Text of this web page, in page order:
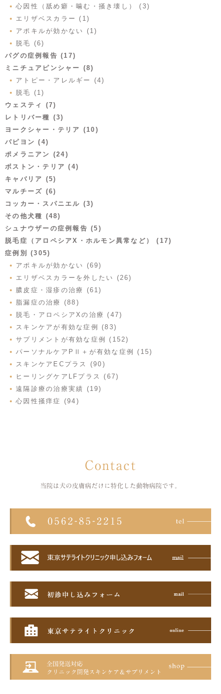
心因性（舐め癖・噛む・掻き壊し） (3)
エリザベスカラー (1)
アポキルが効かない (1)
脱毛 (6)
パグの症例報告 (17)
ミニチュアピンシャー (8)
アトピー・アレルギー (4)
脱毛 (1)
ウェスティ (7)
レトリバー種 (3)
ヨークシャー・テリア (10)
パピヨン (4)
ポメラニアン (24)
ボストン・テリア (4)
キャバリア (5)
マルチーズ (6)
コッカー・スパニエル (3)
その他犬種 (48)
シュナウザーの症例報告 (5)
脱毛症（アロペシアX・ホルモン異常など） (17)
症例別 (305)
アポキルが効かない (69)
エリザベスカラーを外したい (26)
膿皮症・湿疹の治療 (61)
脂漏症の治療 (88)
脱毛・アロペシアXの治療 (47)
スキンケアが有効な症例 (83)
サプリメントが有効な症例 (152)
パーソナルケアPⅡ＋が有効な症例 (15)
スキンケアECプラス (90)
ヒーリングケアLFプラス (67)
遠隔診療の治療実績 (19)
心因性掻痒症 (94)
Contact
当院は犬の皮膚病だけに特化した 動物病院です。